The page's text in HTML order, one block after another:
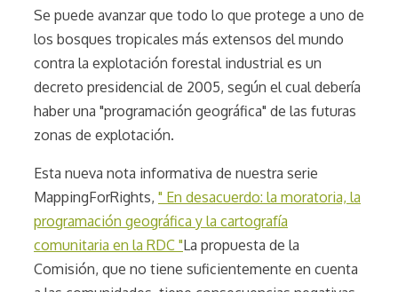
Se puede avanzar que todo lo que protege a uno de
los bosques tropicales más extensos del mundo
contra la explotación forestal industrial es un
decreto presidencial de 2005, según el cual debería
haber una "programación geográfica" de las futuras
zonas de explotación.
Esta nueva nota informativa de nuestra serie
MappingForRights, " En desacuerdo: la moratoria, la
programación geográfica y la cartografía
comunitaria en la RDC "La propuesta de la
Comisión, que no tiene suficientemente en cuenta